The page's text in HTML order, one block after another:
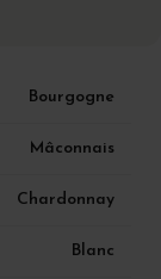
Bourgogne
Mâconnais
Chardonnay
Blanc